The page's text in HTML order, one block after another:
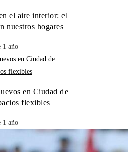
el aire interior: el
nuestros hogares
1 año
en Ciudad de
flexibles
1 año